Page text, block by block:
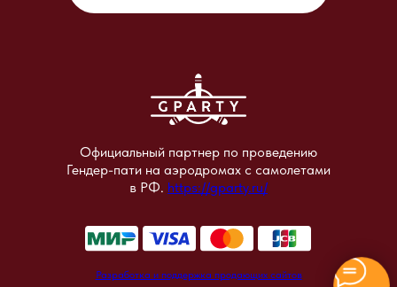
Официальный партнер по проведению
Гендер-пати на аэродромах с самолетами
в РФ. https://gparty.ru/
Разработка и поддержка продающих сайтов